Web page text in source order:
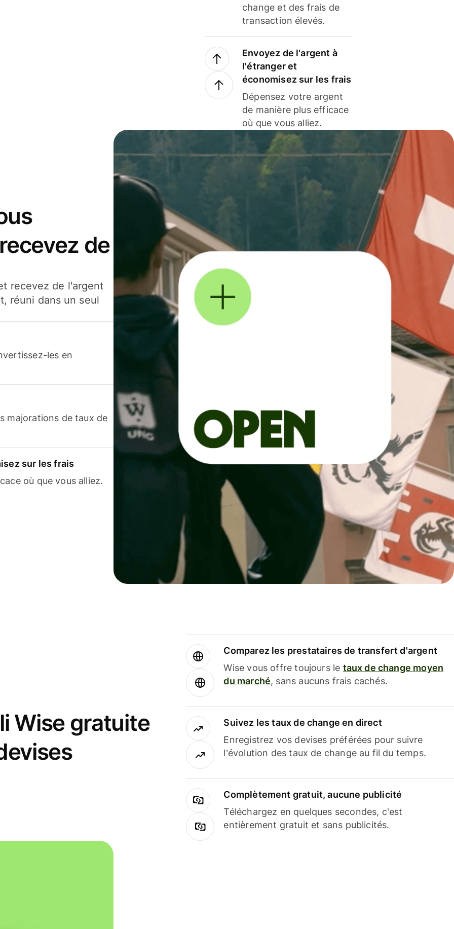
change et des frais de
transaction élevés.
Envoyez de l'argent à
l'étranger et
économisez sur les frais
Dépensez votre argent
de manière plus efficace
où que vous alliez.
de
recevez de l'argent
réuni dans un seul
les en
majorations de taux de
sur les frais
où que vous alliez.
Wise gratuite
Comparez les prestataires de transfert d'argent
Wise vous offre toujours le taux de change moyen
du marché, sans aucuns frais cachés.
Suivez les taux de change en direct
Enregistrez vos devises préférées pour suivre
l'évolution des taux de change au fil du temps.
Complètement gratuit, aucune publicité
Téléchargez en quelques secondes, c'est
entièrement gratuit et sans publicités.